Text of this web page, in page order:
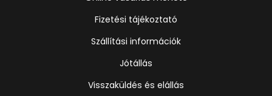
Fizetési tájékoztató
Szállítási információk
Jótállás
Visszaküldés és elállás